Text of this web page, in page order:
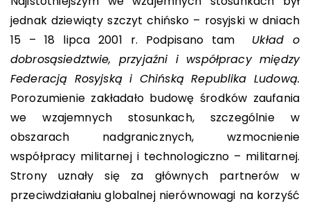
jednak dziewiąty szczyt chińsko – rosyjski w dniach
15 – 18 lipca 2001 r. Podpisano tam
Układ o
dobrosąsiedztwie, przyjaźni i współpracy między
Federacją Rosyjską i Chińską Republika Ludową.
Porozumienie zakładało budowę środków zaufania
we wzajemnych stosunkach, szczególnie w
obszarach nadgranicznych, wzmocnienie
współpracy militarnej i technologiczno – militarnej.
Strony uznały się za głównych partnerów w
przeciwdziałaniu globalnej nierównowagi na korzyść